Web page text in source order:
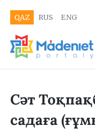
QAZ RUS ENG
Сәт
садаға